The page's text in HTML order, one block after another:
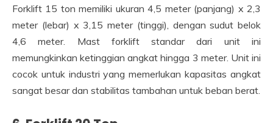
Forklift 15 ton memiliki ukuran 4,5 meter (panjang) x 2,3
meter (lebar) x 3,15 meter (tinggi), dengan sudut belok
4,6 meter. Mast forklift standar dari unit ini
memungkinkan ketinggian angkat hingga 3 meter. Unit ini
cocok untuk industri yang memerlukan kapasitas angkat
sangat besar dan stabilitas tambahan untuk beban berat.